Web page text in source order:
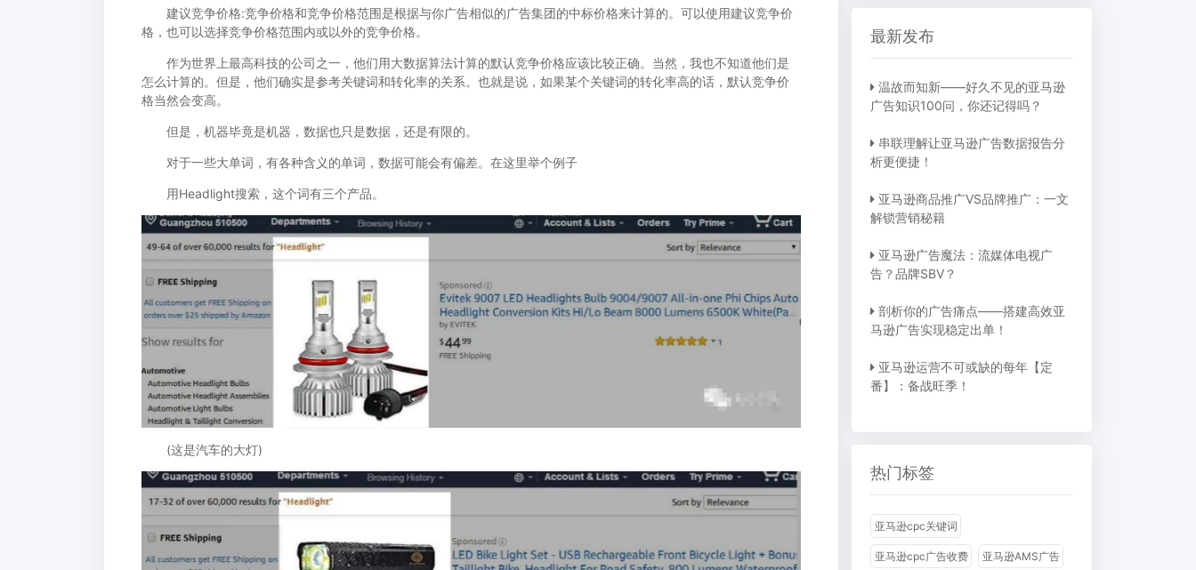
建议竞争价格:竞争价格和竞争价格范围是根据与你广告相似的广告集团的中标价格来计算的。可以使用建议竞争价
格，也可以选择竞争价格范围内或以外的竞争价格。
作为世界上最高科技的公司之一，他们用大数据算法计算的默认竞争价格应该比较正确。当然，我也不知道他们是
怎么计算的。但是，他们确实是参考关键词和转化率的关系。也就是说，如果某个关键词的转化率高的话，默认竞争价
格当然会变高。
但是，机器毕竟是机器，数据也只是数据，还是有限的。
对于一些大单词，有各种含义的单词，数据可能会有偏差。在这里举个例子
用Headlight搜索，这个词有三个产品。
(这是汽车的大灯)
最新发布
温故而知新——好久不见的亚马逊
广告知识100问，你还记得吗？
串联理解让亚马逊广告数据报告分
析更便捷！
亚马逊商品推广VS品牌推广：一文
解锁营销秘籍
亚马逊广告魔法：流媒体电视广
告？品牌SBV？
剖析你的广告痛点——搭建高效亚
马逊广告实现稳定出单！
亚马逊运营不可或缺的每年【定
番】：备战旺季！
热门标签
亚马逊cpc关键词
亚马逊cpc广告收费 亚马逊AMS广告